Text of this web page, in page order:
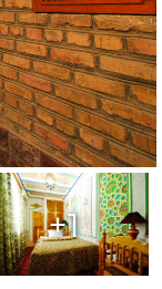
+1